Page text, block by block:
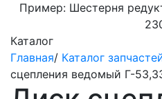
Пример: Шестерня
Каталог
Главная/ Каталог
сцепления ведомый Г-